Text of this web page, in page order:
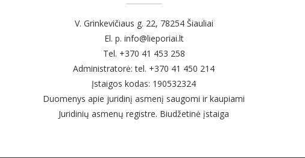
V. Grinkevičiaus g. 22, 78254 Šiauliai
El. p. info@lieporiai.lt
Tel. +370 41 453 258
Administratorė: tel. +370 41 450 214
Įstaigos kodas: 190532324
Duomenys apie juridinį asmenį saugomi ir kaupiami
Juridinių asmenų registre. Biudžetinė įstaiga